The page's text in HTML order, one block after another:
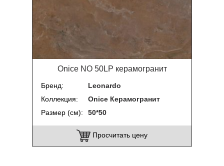
Onice NO 50LP керамогранит
Бренд
Leonardo
Коллекция
Onice Керамогранит
Размер (см)
50*50
Просчитать цену